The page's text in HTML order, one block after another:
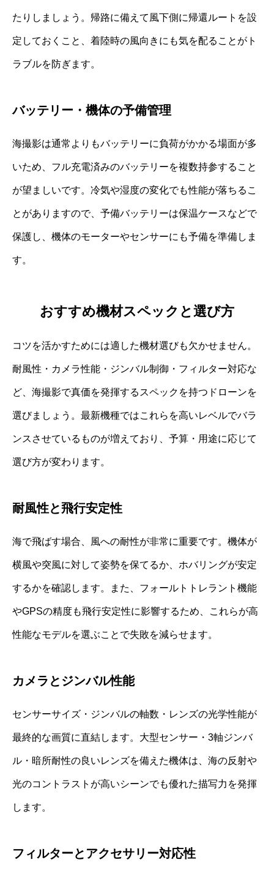
たりしましょう。帰路に備えて風下側に帰還ルートを設
定しておくこと、着陸時の風向きにも気を配ることがト
ラブルを防ぎます。
バッテリー・機体の予備管理
海撮影は通常よりもバッテリーに負荷がかかる場面が多
いため、フル充電済みのバッテリーを複数持参すること
が望ましいです。冷気や湿度の変化でも性能が落ちるこ
とがありますので、予備バッテリーは保温ケースなどで
保護し、機体のモーターやセンサーにも予備を準備しま
す。
おすすめ機材スペックと選び方
コツを活かすためには適した機材選びも欠かせません。
耐風性・カメラ性能・ジンバル制御・フィルター対応な
ど、海撮影で真価を発揮するスペックを持つドローンを
選びましょう。最新機種ではこれらを高いレベルでバラ
ンスさせているものが増えており、予算・用途に応じて
選び方が変わります。
耐風性と飛行安定性
海で飛ばす場合、風への耐性が非常に重要です。機体が
横風や突風に対して姿勢を保てるか、ホバリングが安定
するかを確認します。また、フォールトトレラント機能
やGPSの精度も飛行安定性に影響するため、これらが高
性能なモデルを選ぶことで失敗を減らせます。
カメラとジンバル性能
センサーサイズ・ジンバルの軸数・レンズの光学性能が
最終的な画質に直結します。大型センサー・3軸ジンバ
ル・暗所耐性の良いレンズを備えた機体は、海の反射や
光のコントラストが高いシーンでも優れた描写力を発揮
します。
フィルターとアクセサリー対応性